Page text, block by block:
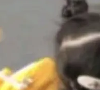
的问
小手柄
Ty
大列表
DeepS
Intellige
，13
$0.03
得
全
发布我们
。 DevO